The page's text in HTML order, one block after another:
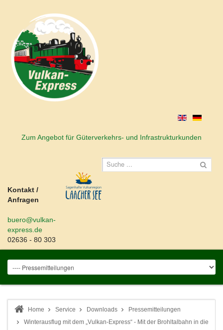
Zum Angebot für Güterverkehrs- und Infrastrukturkunden
Kontakt /
Anfragen
buero@vulkan-
express.de
02636 - 80 303
Home Service Downloads
Pressemitteilungen
Winterausflug mit dem „Vulkan-Express“ - Mit der Brohltalbahn in die